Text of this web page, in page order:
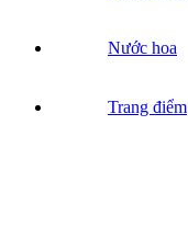
Nước hoa
Trang điểm